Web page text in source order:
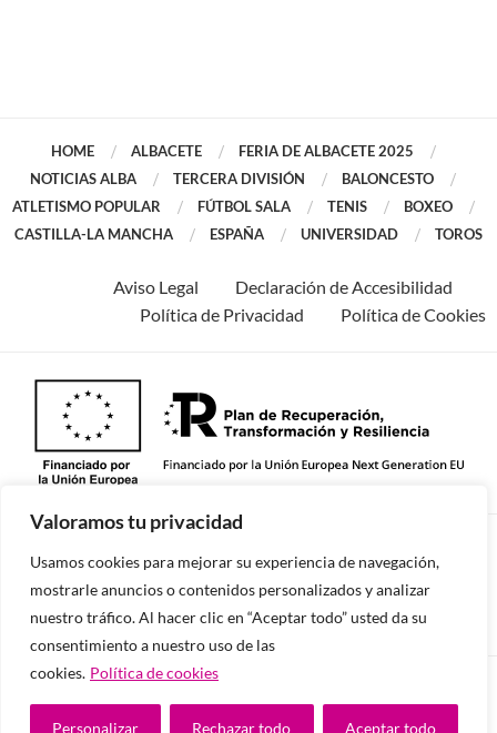
Valoramos tu privacidad
Usamos cookies para mejorar su experiencia de navegación,
mostrarle anuncios o contenidos personalizados y analizar
nuestro tráfico. Al hacer clic en “Aceptar todo” usted da su
consentimiento a nuestro uso de las
cookies. Política de cookies
Personalizar Rechazar todo Aceptar todo
HOME ALBACETE
FERIA DE ALBACETE 2025
NOTICIAS ALBA
TERCERA DIVISIÓN
BALONCESTO
ATLETISMO POPULAR
FÚTBOL SALA TENIS
BOXEO
CASTILLA-LA MANCHA
ESPAÑA UNIVERSIDAD TOROS
Aviso Legal
Declaración de Accesibilidad
Política de Privacidad
Política de Cookies
Diseñado y desarrollado por tu equipo Imedia